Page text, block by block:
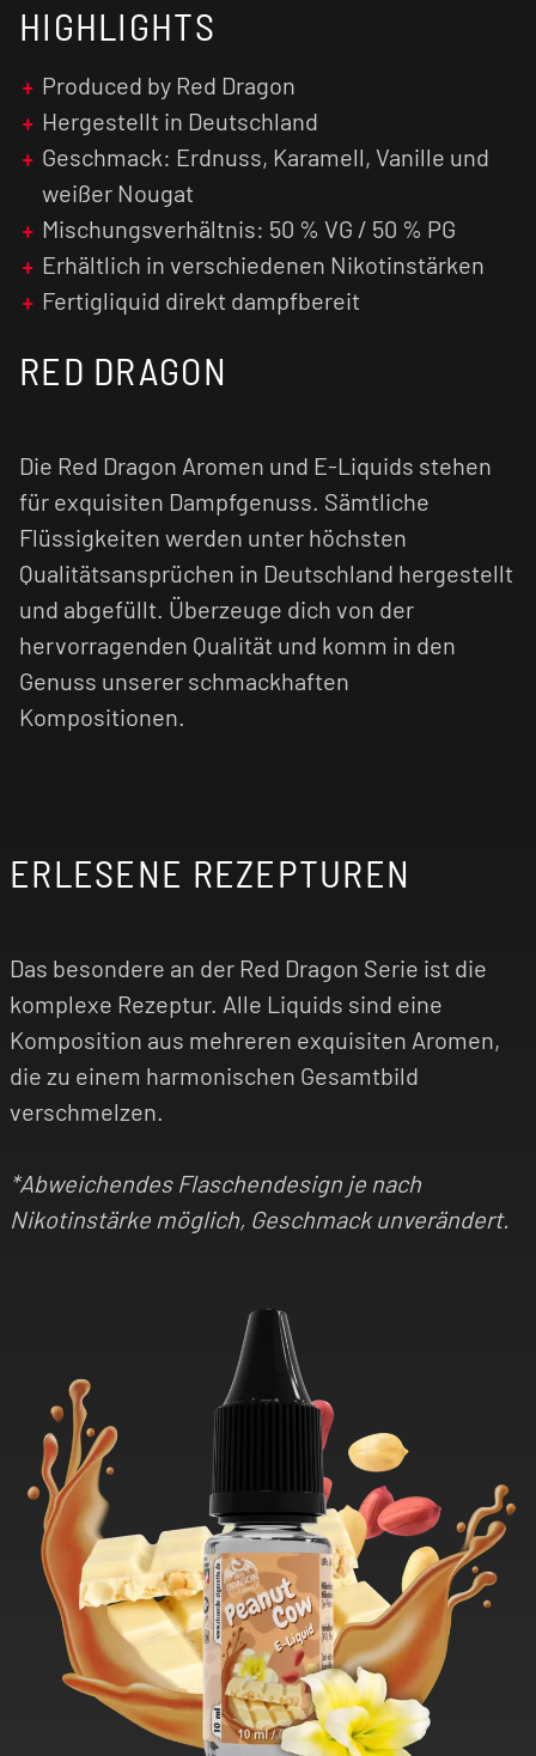
HIGHLIGHTS
Produced by Red Dragon
Hergestellt in Deutschland
Geschmack: Erdnuss, Karamell, Vanille und
weißer Nougat
Mischungsverhältnis: 50 % VG / 50 % PG
Erhältlich in verschiedenen Nikotinstärken
Fertigliquid direkt dampfbereit
RED DRAGON
Die Red Dragon Aromen und E-Liquids stehen
für exquisiten Dampfgenuss. Sämtliche
Flüssigkeiten werden unter höchsten
Qualitätsansprüchen in Deutschland hergestellt
und abgefüllt. Überzeuge dich von der
hervorragenden Qualität und komm in den
Genuss unserer schmackhaften
Kompositionen.
ERLESENE REZEPTUREN
Das besondere an der Red Dragon Serie ist die
komplexe Rezeptur. Alle Liquids sind eine
Komposition aus mehreren exquisiten Aromen,
die zu einem harmonischen Gesamtbild
verschmelzen.
*Abweichendes Flaschendesign je nach
Nikotinstärke möglich, Geschmack unverändert.